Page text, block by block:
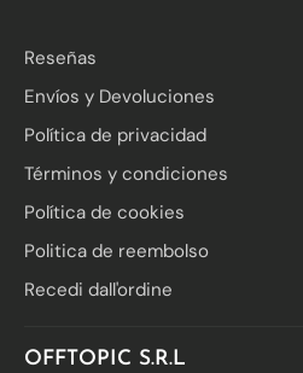
Reseñas
Envíos y Devoluciones
Política de privacidad
Términos y condiciones
Política de cookies
Politica de reembolso
Recedi dall'ordine
OFFTOPIC S.R.L